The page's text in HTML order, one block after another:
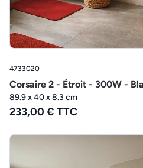
4733020
Corsaire 2 - Étroit - 300W -
89.9 x 40 x 8.3 cm
233,00 € TTC